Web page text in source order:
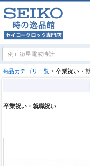
商品カテゴリ一覧 > 卒業祝い・
卒業祝い・就職祝い